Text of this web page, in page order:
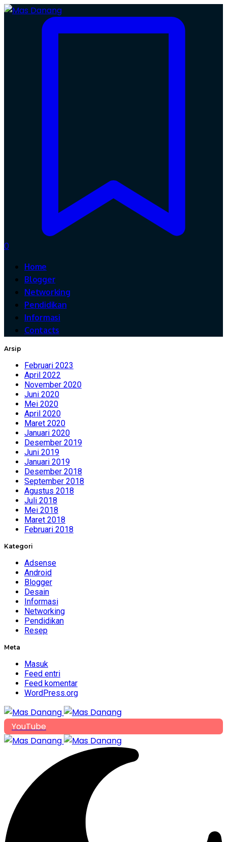
0
Home
Blogger
Networking
Pendidikan
Informasi
Contacts
Arsip
Februari 2023
April 2022
November 2020
Juni 2020
Mei 2020
April 2020
Maret 2020
Januari 2020
Desember 2019
Juni 2019
Januari 2019
Desember 2018
September 2018
Agustus 2018
Juli 2018
Mei 2018
Maret 2018
Februari 2018
Kategori
Adsense
Android
Blogger
Desain
Informasi
Networking
Pendidikan
Resep
Meta
Masuk
Feed entri
Feed komentar
WordPress.org
YouTube